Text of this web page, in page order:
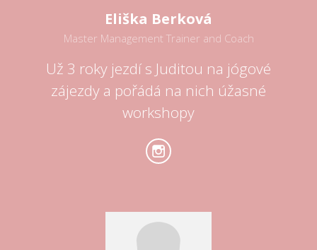
Eliška Berková
Master Management Trainer and Coach
Už 3 roky jezdí s Juditou na jógové
zájezdy a pořádá na nich úžasné
workshopy